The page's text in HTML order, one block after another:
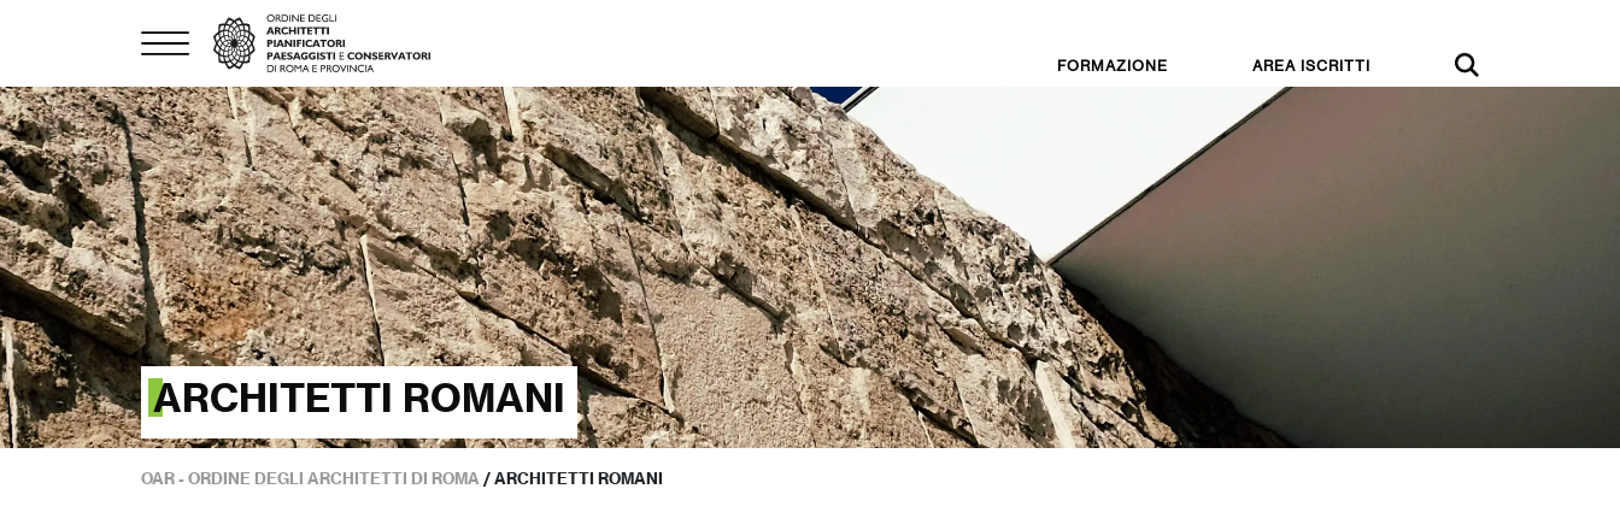
FORMAZIONE AREA ISCRITTI
ARCHITETTI ROMANI
OAR - ORDINE DEGLI ARCHITETTI DI ROMA /ARCHITETTI ROMANI